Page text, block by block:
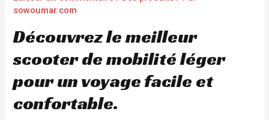
sowoumar.com
Découvrez le meilleur
scooter de mobilité léger
pour un voyage facile et
confortable.